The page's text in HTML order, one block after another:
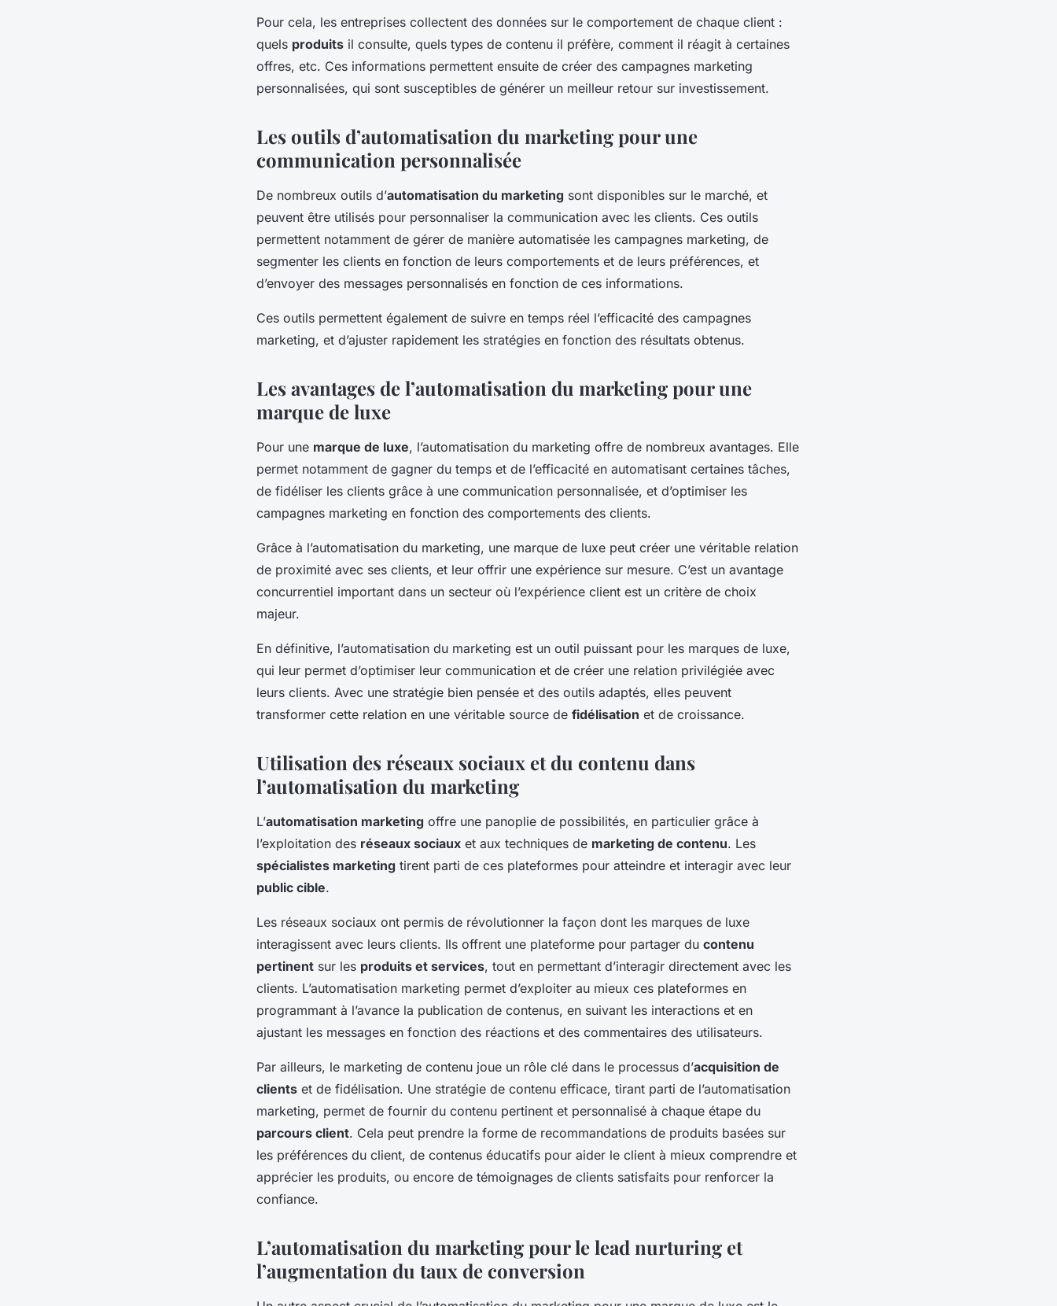
Pour cela, les entreprises collectent des données sur le comportement de chaque client :
quels produits il consulte, quels types de contenu il préfère, comment il réagit à certaines
offres, etc. Ces informations permettent ensuite de créer des campagnes marketing
personnalisées, qui sont susceptibles de générer un meilleur retour sur investissement.
Les outils d’automatisation du marketing pour une
communication personnalisée
De nombreux outils d’automatisation du marketing sont disponibles sur le marché, et
peuvent être utilisés pour personnaliser la communication avec les clients. Ces outils
permettent notamment de gérer de manière automatisée les campagnes marketing, de
segmenter les clients en fonction de leurs comportements et de leurs préférences, et
d’envoyer des messages personnalisés en fonction de ces informations.
Ces outils permettent également de suivre en temps réel l’efficacité des campagnes
marketing, et d’ajuster rapidement les stratégies en fonction des résultats obtenus.
Les avantages de l’automatisation du marketing pour une
marque de luxe
Pour une marque de luxe, l’automatisation du marketing offre de nombreux avantages. Elle
permet notamment de gagner du temps et de l’efficacité en automatisant certaines tâches,
de fidéliser les clients grâce à une communication personnalisée, et d’optimiser les
campagnes marketing en fonction des comportements des clients.
Grâce à l’automatisation du marketing, une marque de luxe peut créer une véritable relation
de proximité avec ses clients, et leur offrir une expérience sur mesure. C’est un avantage
concurrentiel important dans un secteur où l’expérience client est un critère de choix
majeur.
En définitive, l’automatisation du marketing est un outil puissant pour les marques de luxe,
qui leur permet d’optimiser leur communication et de créer une relation privilégiée avec
leurs clients. Avec une stratégie bien pensée et des outils adaptés, elles peuvent
transformer cette relation en une véritable source de fidélisation et de croissance.
Utilisation des réseaux sociaux et du contenu dans
l’automatisation du marketing
L’automatisation marketing offre une panoplie de possibilités, en particulier grâce à
l’exploitation des réseaux sociaux et aux techniques de marketing de contenu. Les
spécialistes marketing tirent parti de ces plateformes pour atteindre et interagir avec leur
public cible.
Les réseaux sociaux ont permis de révolutionner la façon dont les marques de luxe
interagissent avec leurs clients. Ils offrent une plateforme pour partager du contenu
pertinent sur les produits et services, tout en permettant d’interagir directement avec les
clients. L’automatisation marketing permet d’exploiter au mieux ces plateformes en
programmant à l’avance la publication de contenus, en suivant les interactions et en
ajustant les messages en fonction des réactions et des commentaires des utilisateurs.
Par ailleurs, le marketing de contenu joue un rôle clé dans le processus d’acquisition de
clients et de fidélisation. Une stratégie de contenu efficace, tirant parti de l’automatisation
marketing, permet de fournir du contenu pertinent et personnalisé à chaque étape du
parcours client. Cela peut prendre la forme de recommandations de produits basées sur
les préférences du client, de contenus éducatifs pour aider le client à mieux comprendre et
apprécier les produits, ou encore de témoignages de clients satisfaits pour renforcer la
confiance.
L’automatisation du marketing pour le lead nurturing et
l’augmentation du taux de conversion